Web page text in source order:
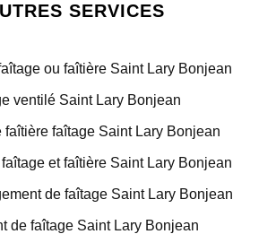
SERVICES
ou faîtière Saint Lary Bonjean
ventilé Saint Lary Bonjean
faîtière faîtage Saint Lary Bonjean
et faîtière Saint Lary Bonjean
de faîtage Saint Lary Bonjean
de faîtage Saint Lary Bonjean